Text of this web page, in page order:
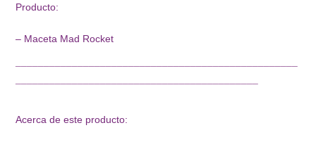
Producto:
– Maceta Mad Rocket
¯¯¯¯¯¯¯¯¯¯¯¯¯¯¯¯¯¯¯¯¯¯¯¯¯¯¯¯¯¯¯¯¯¯¯¯¯¯¯¯¯¯¯¯¯¯¯¯¯¯
¯¯¯¯¯¯¯¯¯¯¯¯¯¯¯¯¯¯¯¯¯¯¯¯¯¯¯¯¯¯¯¯¯¯¯¯¯¯¯¯¯¯¯
Acerca de este producto: